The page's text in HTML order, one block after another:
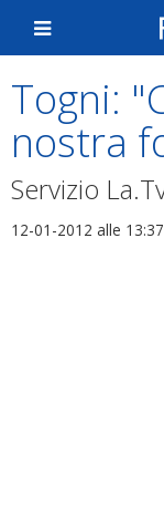
Togni:
nostra
Servizio
12-01-2012 alle